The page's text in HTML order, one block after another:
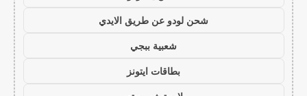
شحن لودو عن طريق الايدي
شعبية ببجي
بطاقات ايتونز